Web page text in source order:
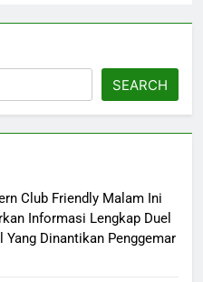
SEARCH
Club Friendly Malam Ini
Informasi Lengkap Duel
Dinantikan Penggemar